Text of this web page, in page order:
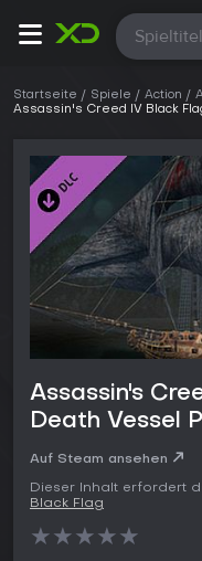
Alle
Startseite Spiele Action
Assassin's Creed IV Black
Assassin's
Death Vessel
Auf Steam ansehen
Dieser Inhalt erfordert
Black Flag
★★★★★